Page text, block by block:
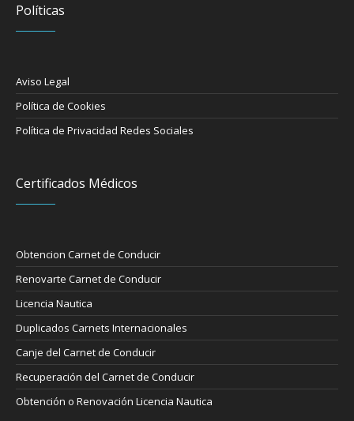
Políticas
Aviso Legal
Política de Cookies
Política de Privacidad Redes Sociales
Certificados Médicos
Obtencion Carnet de Conducir
Renovarte Carnet de Conducir
Licencia Nautica
Duplicados Carnets Internacionales
Canje del Carnet de Conducir
Recuperación del Carnet de Conducir
Obtención o Renovación Licencia Nautica